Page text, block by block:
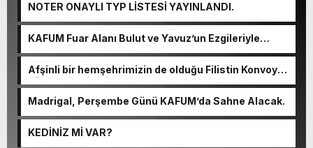
NOTER ONAYLI TYP LİSTESİ YAYINLANDI.
KAFUM Fuar Alanı Bulut ve Yavuz’un Ezgileriyle
Şenlendi.
Afşinli bir hemşehrimizin de olduğu Filistin Konvoyu,
güçlenerek ilerliyor.
Madrigal, Perşembe Günü KAFUM’da Sahne Alacak.
KEDİNİZ Mİ VAR?